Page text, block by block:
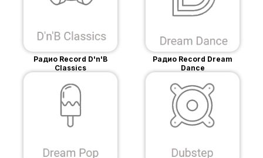
Радио Record D'n'B
Classics
Радио Record Dream
Dance